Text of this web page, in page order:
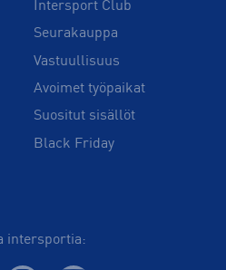
Intersport Club
Seurakauppa
Vastuullisuus
Avoimet työpaikat
Suositut sisällöt
Black Friday
intersportia: